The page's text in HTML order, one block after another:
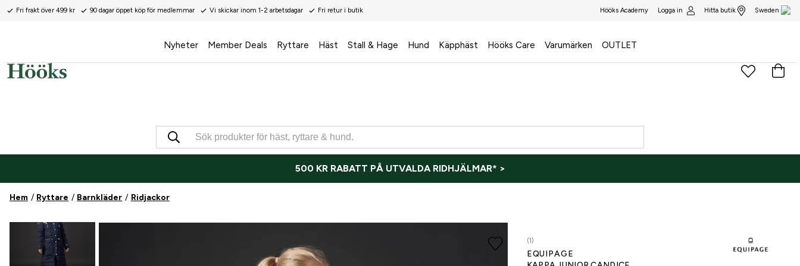
Fri frakt över 499 kr 90 dagar öppet köp för medlemmar Vi skickar inom 1-2 arbetsdagar Fri retur i butik Hööks Academy Logga in Hitta butik Sweden
Nyheter Member Deals Ryttare Häst Stall & Hage Hund Käpphäst Hööks Care Varumärken OUTLET
500 KR RABATT PÅ UTVALDA RIDHJÄLMAR* >
Hem Ryttare Barnkläder Ridjackor
(1)
EQUIPAGE